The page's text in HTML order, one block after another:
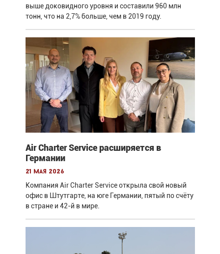
выше доковидного уровня и составили 960 млн
тонн, что на 2,7% больше, чем в 2019 году.
Air Charter Service расширяется в
Германии
21 мая 2026
Компания Air Charter Service открыла свой новый
офис в Штутгарте, на юге Германии, пятый по счёту
в стране и 42-й в мире.